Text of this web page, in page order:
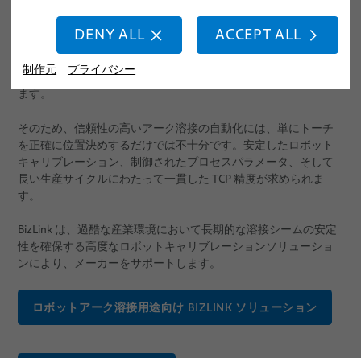
販売網
会社情報/品質
品質
研究開発
BizLink ン試験センタ
出版物
キャリア
所在地
イベント
出版物
ロボットアーク溶接は、自動化製造において重要な基盤技術で
あり、構造的完全性、繰り返し精度、生産効率が不可欠です。
接プロセスとロボット精度の双方に極めて高い要求をもたらし
ます。
そのため、信頼性の高いアーク溶接の自動化には、単にトーチ
を正確に位置決めするだけでは不十分です。安定したロボット
キャリブレーション、制御されたプロセスパラメータ、そして
長い生産サイクルにわたって一貫した TCP 精度が求められま
す。
BizLink は、過酷な産業環境において長期的な溶接シームの安定
性を確保する高度なロボットキャリブレーションソリューショ
ンにより、メーカーをサポートします。
ロボットアーク溶接用途向け BIZLINK ソリューション
DENY ALL ACCEPT ALL
制作元 プライバシー